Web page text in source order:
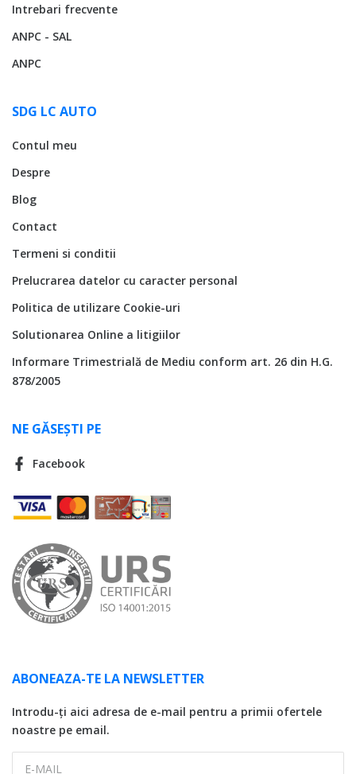
Intrebari frecvente
ANPC - SAL
ANPC
SDG LC AUTO
Contul meu
Despre
Blog
Contact
Termeni si conditii
Prelucrarea datelor cu caracter personal
Politica de utilizare Cookie-uri
Solutionarea Online a litigiilor
Informare Trimestrială de Mediu conform art. 26 din H.G.
878/2005
NE GĂSEȘTI PE
Facebook
ABONEAZA-TE LA NEWSLETTER
Introdu-ți aici adresa de e-mail pentru a primii ofertele
noastre pe email.